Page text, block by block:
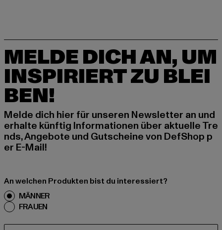
MELDE DICH AN, UM
INSPIRIERT ZU BLEI
BEN!
Melde dich hier für unseren Newsletter an und
erhalte künftig Informationen über aktuelle Tre
nds, Angebote und Gutscheine von DefShop p
er E-Mail!
An welchen Produkten bist du interessiert?
MÄNNER
FRAUEN